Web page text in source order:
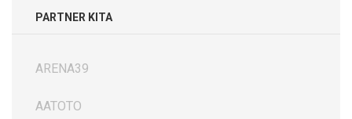
PARTNER KITA
ARENA39
AATOTO